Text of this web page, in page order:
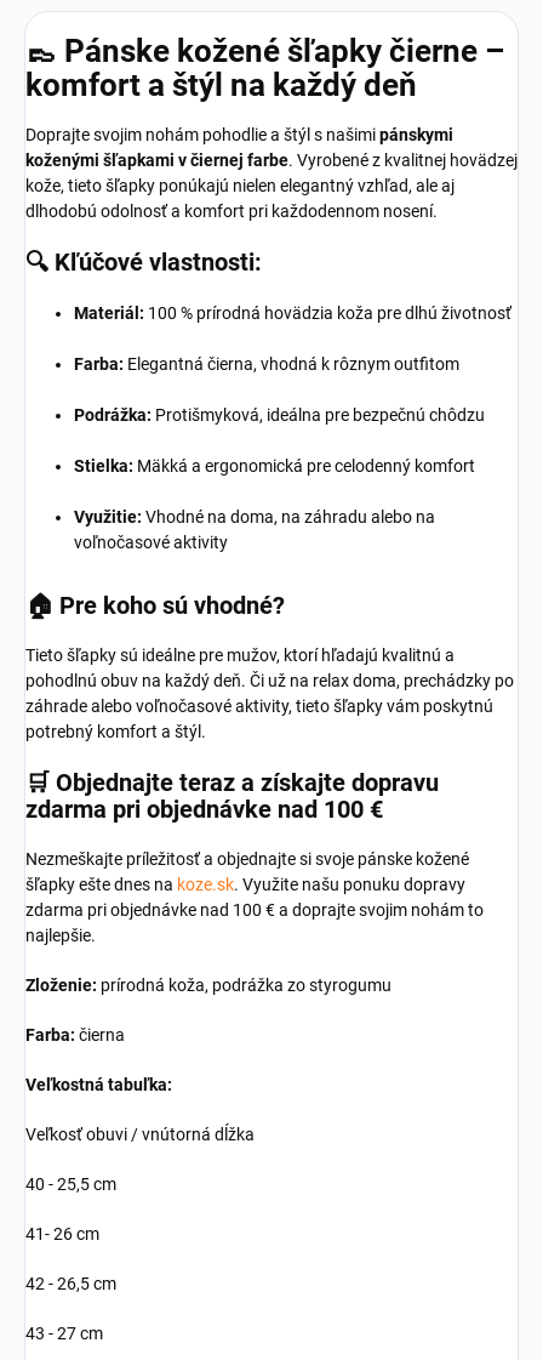
👞 Pánske kožené šľapky čierne –
komfort a štýl na každý deň
Doprajte svojim nohám pohodlie a štýl s našimipánskymi
koženými šľapkami v čiernej farbe. Vyrobené z kvalitnej hovädzej
kože, tieto šľapky ponúkajú nielen elegantný vzhľad, ale aj
dlhodobú odolnosť a komfort pri každodennom nosení.
🔍 Kľúčové vlastnosti:
Materiál: 100 % prírodná hovädzia koža pre dlhú životnosť
Farba: Elegantná čierna, vhodná k rôznym outfitom
Podrážka: Protišmyková, ideálna pre bezpečnú chôdzu
Stielka: Mäkká a ergonomická pre celodenný komfort
Využitie: Vhodné na doma, na záhradu alebo na
voľnočasové aktivity
🏠 Pre koho sú vhodné?
Tieto šľapky sú ideálne pre mužov, ktorí hľadajú kvalitnú a
pohodlnú obuv na každý deň. Či už na relax doma, prechádzky po
záhrade alebo voľnočasové aktivity, tieto šľapky vám poskytnú
potrebný komfort a štýl.
🛒 Objednajte teraz a získajte dopravu
zdarma pri objednávke nad 100 €
Nezmeškajte príležitosť a objednajte si svoje pánske kožené
šľapky ešte dnes na koze.sk. Využite našu ponuku dopravy
zdarma pri objednávke nad 100 € a doprajte svojim nohám to
najlepšie.
Zloženie: prírodná koža, podrážka zo styrogumu
Farba: čierna
Veľkostná tabuľka:
Veľkosť obuvi / vnútorná dĺžka
40 - 25,5 cm
41- 26 cm
42 - 26,5 cm
43 - 27 cm